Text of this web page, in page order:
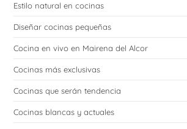
Estilo natural en cocinas
Diseñar cocinas pequeñas
Cocina en vivo en Mairena del Alcor
Cocinas más exclusivas
Cocinas que serán tendencia
Cocinas blancas y actuales